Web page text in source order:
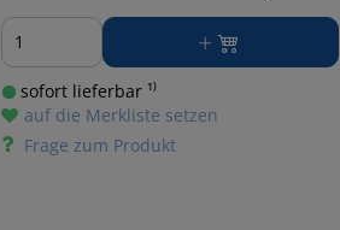
Menge
sofort lieferbar ¹⁾
auf die Merkliste setzen
Frage zum Produkt